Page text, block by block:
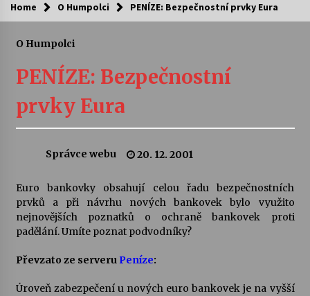
Kam za kulturou?
Sukuba Ensemble
4. 8. 2026
kapkou
30. 7. 2026
Veselí muzikanti
30. 7. 2026
šedesátka: 28. 7.–1. 8. 2026
Home O Humpolci PENÍZE: Bezpečnostní prvky Eura
O Humpolci
PENÍZE: Bezpečnostní
prvky Eura
Správce webu 20. 12. 2001
Euro bankovky obsahují celou řadu bezpečnostních
prvků a při návrhu nových bankovek bylo využito
nejnovějších poznatků o ochraně bankovek proti
padělání. Umíte poznat podvodníky?
Převzato ze serveru Peníze:
Úroveň zabezpečení u nových euro bankovek je na vyšší